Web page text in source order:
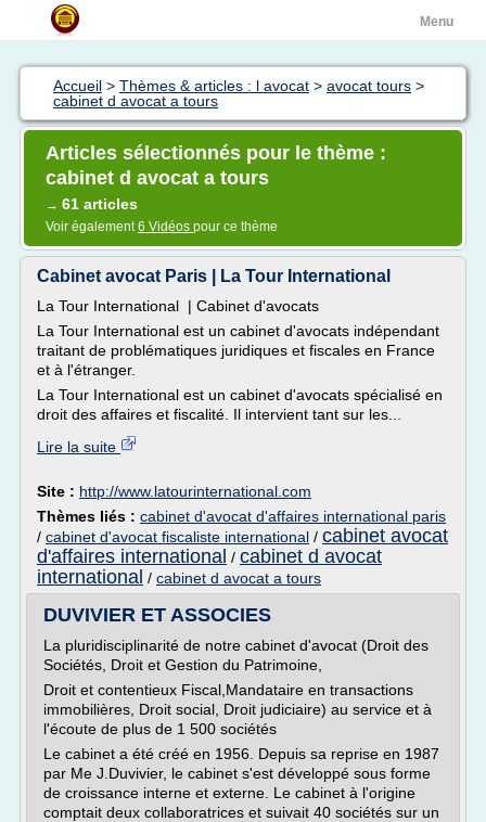
Menu
Accueil > Thèmes & articles : l avocat > avocat tours >
cabinet d avocat a tours
Articles sélectionnés pour le thème :
cabinet d avocat a tours
→ 61 articles
Voir également6 Vidéos pour ce thème
Cabinet avocat Paris | La Tour International
La Tour International | Cabinet d'avocats
La Tour International est un cabinet d'avocats indépendant
traitant de problématiques juridiques et fiscales en France
et à l'étranger.
La Tour International est un cabinet d'avocats spécialisé en
droit des affaires et fiscalité. Il intervient tant sur les...
Lire la suite
Site : http://www.latourinternational.com
Thèmes liés : cabinet d'avocat d'affaires international paris
/ cabinet d'avocat fiscaliste international / cabinet avocat
d'affaires international / cabinet d avocat
international / cabinet d avocat a tours
DUVIVIER ET ASSOCIES
La pluridisciplinarité de notre cabinet d'avocat (Droit des
Sociétés, Droit et Gestion du Patrimoine,
Droit et contentieux Fiscal,Mandataire en transactions
immobilières, Droit social, Droit judiciaire) au service et à
l'écoute de plus de 1 500 sociétés
Le cabinet a été créé en 1956. Depuis sa reprise en 1987
par Me J.Duvivier, le cabinet s'est développé sous forme
de croissance interne et externe. Le cabinet à l'origine
comptait deux collaboratrices et suivait 40 sociétés sur un